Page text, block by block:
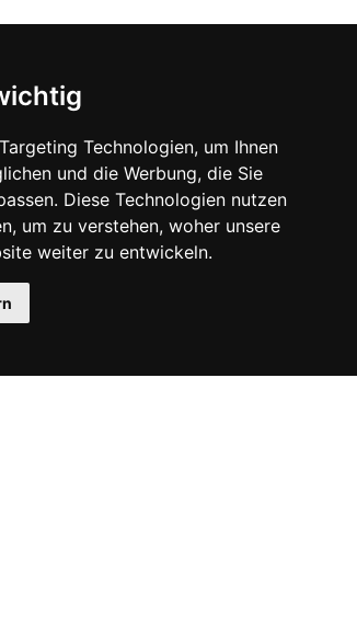
Technologien, um Ihnen
und die Werbung, die Sie
Diese Technologien nutzen
um zu verstehen, woher unsere
weiter zu entwickeln.